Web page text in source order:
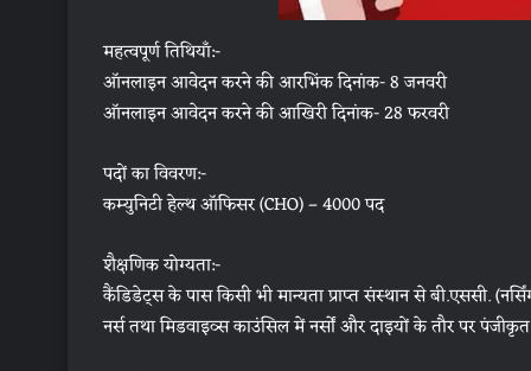
महत्वपूर्ण तिथियाँ:-
ऑनलाइन आवेदन करने की आरभिंक दिनांक- 8 जनवरी
ऑनलाइन आवेदन करने की आखिरी दिनांक- 28 फरवरी
पदों का विवरण:-
कम्युनिटी हेल्थ ऑफिसर (CHO) – 4000 पद
शैक्षणिक योग्यता:-
कैंडिडेट्स के पास किसी भी मान्यता प्राप्त संस्थान से बी.एससी.
नर्स तथा मिडवाइव्स काउंसिल में नर्सों और दाइयों के तौर पर पंजीकृत